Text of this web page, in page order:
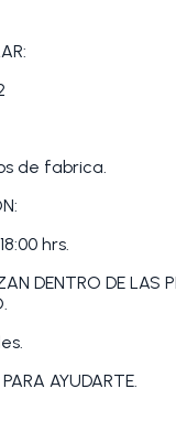
de fabrica.
hrs.
DENTRO DE LAS
AYUDARTE.